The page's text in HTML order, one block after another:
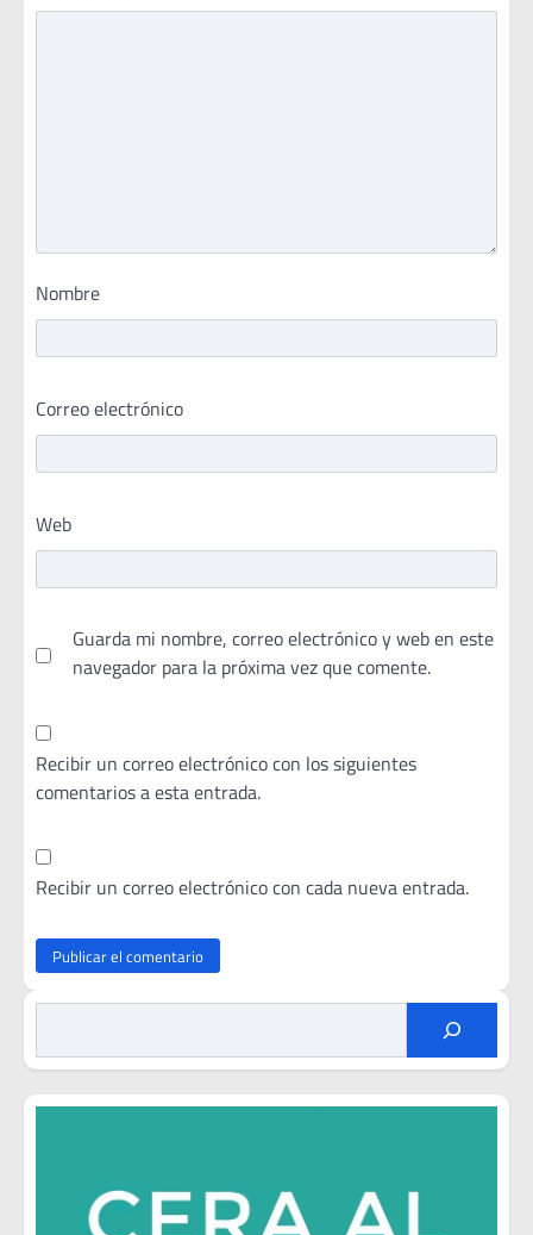
Nombre
Correo electrónico
Web
Guarda mi nombre, correo electrónico y web en este
navegador para la próxima vez que comente.
Recibir un correo electrónico con los siguientes
comentarios a esta entrada.
Recibir un correo electrónico con cada nueva entrada.